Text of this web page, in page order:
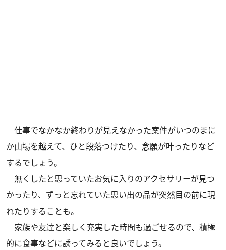
仕事でなかなか終わりが見えなかった案件がいつのまに
か山場を越えて、ひと段落つけたり、念願が叶ったりなど
するでしょう。
無くしたと思っていたお気に入りのアクセサリーが見つ
かったり、ずっと忘れていた思い出の品が突然目の前に現
れたりすることも。
家族や友達と楽しく充実した時間も過ごせるので、積極
的に食事などに誘ってみると良いでしょう。